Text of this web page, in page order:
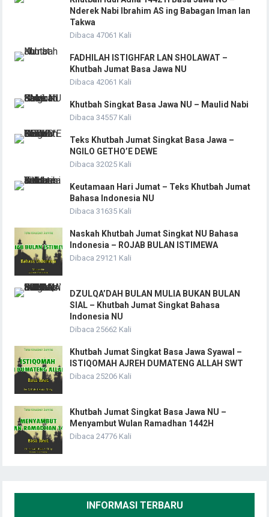
Nderek Nabi Ibrahim AS ing Babagan Iman lan
Takwa
Dibaca 47061 Kali
FADHILAH ISTIGHFAR LAN SHOLAWAT –
Khutbah Jumat Basa Jawa NU
Dibaca 42061 Kali
Khutbah Singkat Basa Jawa NU – Maulid Nabi
Dibaca 34557 Kali
Teks Khutbah Jumat Singkat Basa Jawa –
NGILO GETHO’E DEWE
Dibaca 32025 Kali
Keutamaan Hari Jumat – Teks Khutbah Jumat
Bahasa Indonesia NU
Dibaca 31635 Kali
Naskah Khutbah Jumat Singkat NU Bahasa
Indonesia – ROJAB BULAN ISTIMEWA
Dibaca 29121 Kali
DZULQA’DAH BULAN MULIA BUKAN BULAN
SIAL – Khutbah Jumat Singkat Bahasa
Indonesia NU
Dibaca 25662 Kali
Khutbah Jumat Singkat Basa Jawa Syawal –
ISTIQOMAH AJREH DUMATENG ALLAH SWT
Dibaca 25206 Kali
Khutbah Jumat Singkat Basa Jawa NU –
Menyambut Wulan Ramadhan 1442H
Dibaca 24776 Kali
INFORMASI TERBARU